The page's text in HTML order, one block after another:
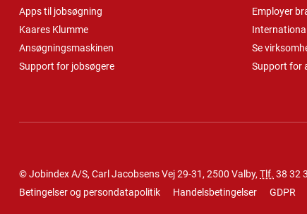
Apps til jobsøgning
Kaares Klumme
Ansøgningsmaskinen
Support for jobsøgere
Employer
International
Se
Support for
© Jobindex A/S, Carl Jacobsens Vej 29-31, 2500 Valby, Tlf. 38 32
Betingelser og persondatapolitik
Handelsbetingelser GDPR